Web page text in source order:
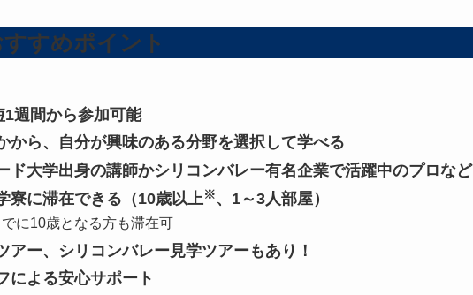
すめポイント
週間から参加可能
から、自分が興味のある分野を選択して学べる
ド大学出身の講師かシリコンバレー有名企業で活躍中のプロなど
寮に滞在できる（10歳以上※ 、1～3人部屋）
に10歳となる方も滞在可
アー、シリコンバレー見学ツアーもあり！
による安心サポート